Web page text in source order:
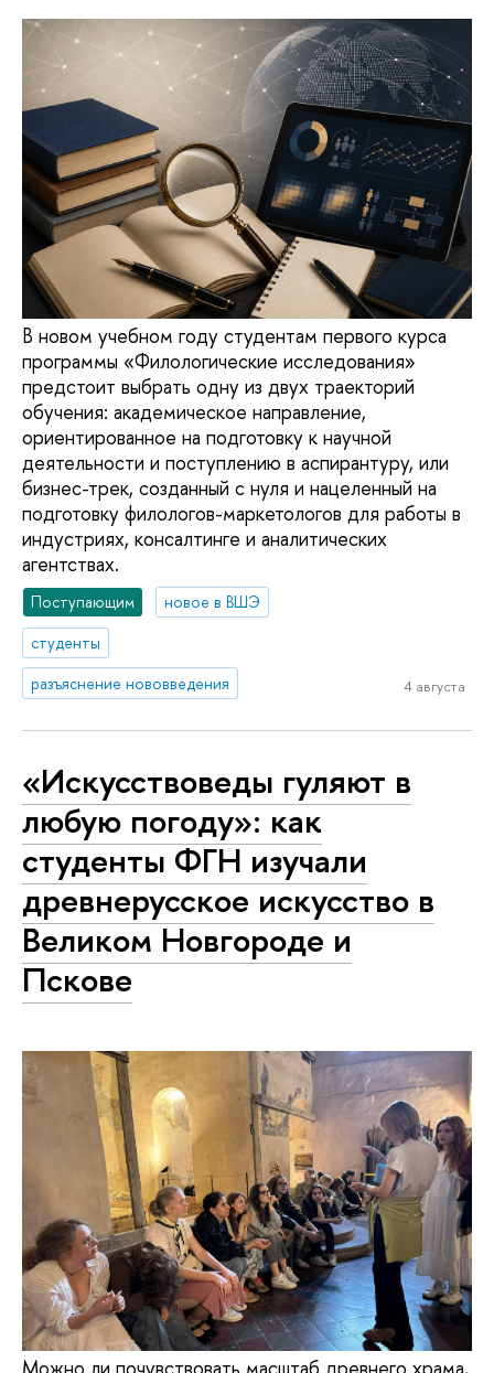
В новом учебном году студентам первого курса
программы «Филологические исследования»
предстоит выбрать одну из двух траекторий
обучения: академическое направление,
ориентированное на подготовку к научной
деятельности и поступлению в аспирантуру, или
бизнес-трек, созданный с нуля и нацеленный на
подготовку филологов-маркетологов для работы в
индустриях, консалтинге и аналитических
агентствах.
Поступающим
новое в ВШЭ
студенты
разъяснение нововведения
4 августа
«Искусствоведы гуляют в
любую погоду»: как
студенты ФГН изучали
древнерусское искусство в
Великом Новгороде и
Пскове